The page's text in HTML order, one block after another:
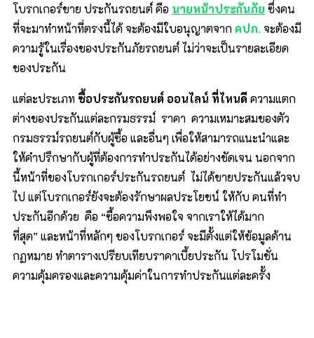
โบรกเกอร์ขาย ประกันรถยนต์ คือ นายหน้าประกันภัย ซึ่งคน
ที่จะมาทำหน้าที่ตรงนี้ได้ จะต้องมีใบอนุญาตจาก คปภ. จะต้องมี
ความรู้ในเรื่องของประกันภัยรถยนต์ ไม่ว่าจะเป็นรายละเอียด
ของประกัน
แต่ละประเภท ซื้อประกันรถยนต์ ออนไลน์ ที่ไหนดี ความแตก
ต่างของประกันแต่ละกรมธรรม์ ราคา ความเหมาะสมของตัว
กรมธรรม์รถยนต์กับผู้ซื้อ และอื่นๆ เพื่อให้สามารถแนะนำและ
ให้คำปรึกษากับผู้ที่ต้องการทำประกันได้อย่างชัดเจน นอกจาก
นี้หน้าที่ของโบรกเกอร์ประกันรถยนต์ ไม่ได้ขายประกันแล้วจบ
ไป แต่โบรกเกอร์ยังจะต้องรักษาผลประโยชน์ ให้กับ คนที่ทำ
ประกันอีกด้วย คือ “ซื้อความพึงพอใจ จากเราให้ได้มาก
ที่สุด” และหน้าที่หลักๆ ของโบรกเกอร์ จะมีตั้งแต่ให้ข้อมูลด้าน
กฏหมาย ทำตารางเปรียบเทียบราคาเบี้ยประกัน โปรโมชั่น
ความคุ้มครองและความคุ้มค่าในการทำประกันแต่ละครั้ง